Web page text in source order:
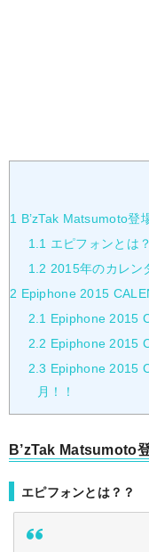
1 B’zTak Matsumoto登
1.1 エピフォンとは
1.2 2015年のカレン
2 Epiphone 2015
2.1 Epiphone 2015
2.2 Epiphone 2015
2.3 Epiphone 2015
月！！
B’zTak Matsumoto
エピフォンとは？？